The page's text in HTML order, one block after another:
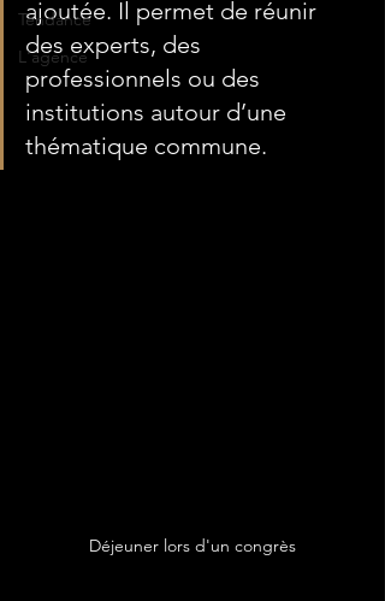
Tendance
L'agence
ajoutée. Il permet de réunir
des experts, des
professionnels ou des
institutions autour d’une
thématique commune.
Déjeuner lors d'un congrès